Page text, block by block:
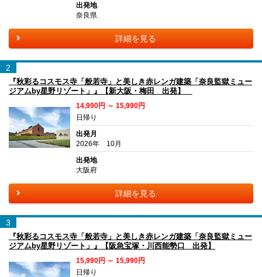
出発地
奈良県
詳細を見る
2
『秋彩るコスモス寺「般若寺」と美しき赤レンガ建築「奈良監獄ミュー
ジアムby星野リゾート」』【新大阪・梅田 出発】
14,990円 ～ 15,990円
日帰り
出発月
2026年 10月
出発地
大阪府
詳細を見る
3
『秋彩るコスモス寺「般若寺」と美しき赤レンガ建築「奈良監獄ミュー
ジアムby星野リゾート」』【阪急宝塚・川西能勢口 出発】
15,990円 ～ 15,990円
日帰り